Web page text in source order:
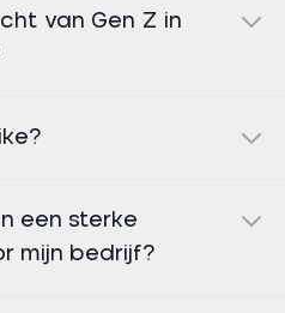
van Gen Z in
een sterke
mijn bedrijf?